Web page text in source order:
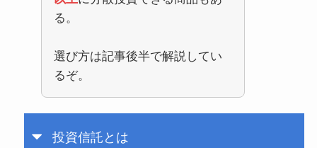
る。
選び方は記事後半で解説してい
るぞ。
投資信託とは